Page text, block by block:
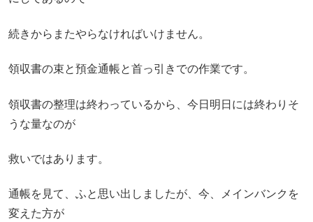
続きからまたやらなければいけません。
領収書の束と預金通帳と首っ引きでの作業です。
領収書の整理は終わっているから、今日明日には終わりそ
うな量なのが
救いではあります。
通帳を見て、ふと思い出しましたが、今、メインバンクを
変えた方が